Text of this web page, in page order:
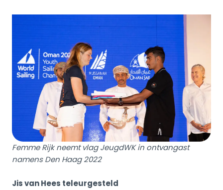
Femme Rijk neemt vlag JeugdWK in ontvangast
namens Den Haag 2022
Jis van Hees teleurgesteld